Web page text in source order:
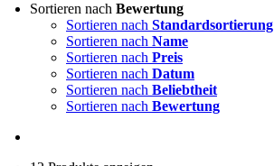
Sortieren nach Bewertung
Sortieren nach Standardsortierung
Sortieren nach Name
Sortieren nach Preis
Sortieren nach Datum
Sortieren nach Beliebtheit
Sortieren nach Bewertung